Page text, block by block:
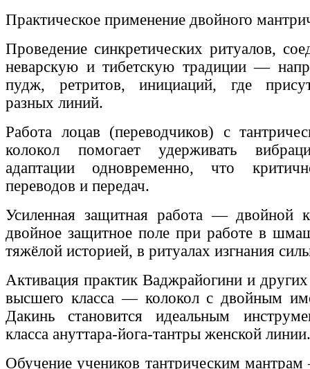
Практическое применение двойного
Проведение синкретических ритуалов,
неварскую и тибетскую традиции —
пудж, ретритов, инициаций, где
разных линий.
Работа лоцав (переводчиков) с
колокол помогает удерживать
адаптации одновременно, что
переводов и передач.
Усиленная защитная работа — двойной
двойное защитное поле при работе в
тяжёлой историей, в ритуалах изгнания
Активация практик Ваджрайогини и
высшего класса — колокол с двойным
Дакинь становится идеальным
класса ануттара-йога-тантры женской линии.
Обучение учеников тантрическим